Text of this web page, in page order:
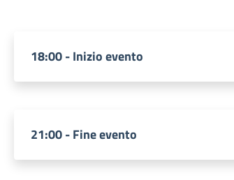
18:00 - Inizio evento
21:00 - Fine evento